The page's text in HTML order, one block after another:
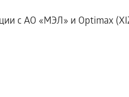
с АО «МЭЛ» и Optimax